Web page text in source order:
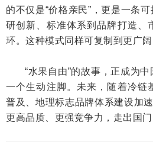
的不仅是“价格亲民”，更是一条
研创新、标准体系到品牌打造、
环。这种模式同样可复制到更广阔
“水果自由”的故事，正成为
一个生动注脚。未来，随着冷链
普及、地理标志品牌体系建设加
更高品质、更强竞争力，走出国门